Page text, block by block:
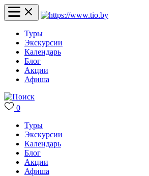
Туры
Экскурсии
Календарь
Блог
Акции
Афиша
0
Туры
Экскурсии
Календарь
Блог
Акции
Афиша